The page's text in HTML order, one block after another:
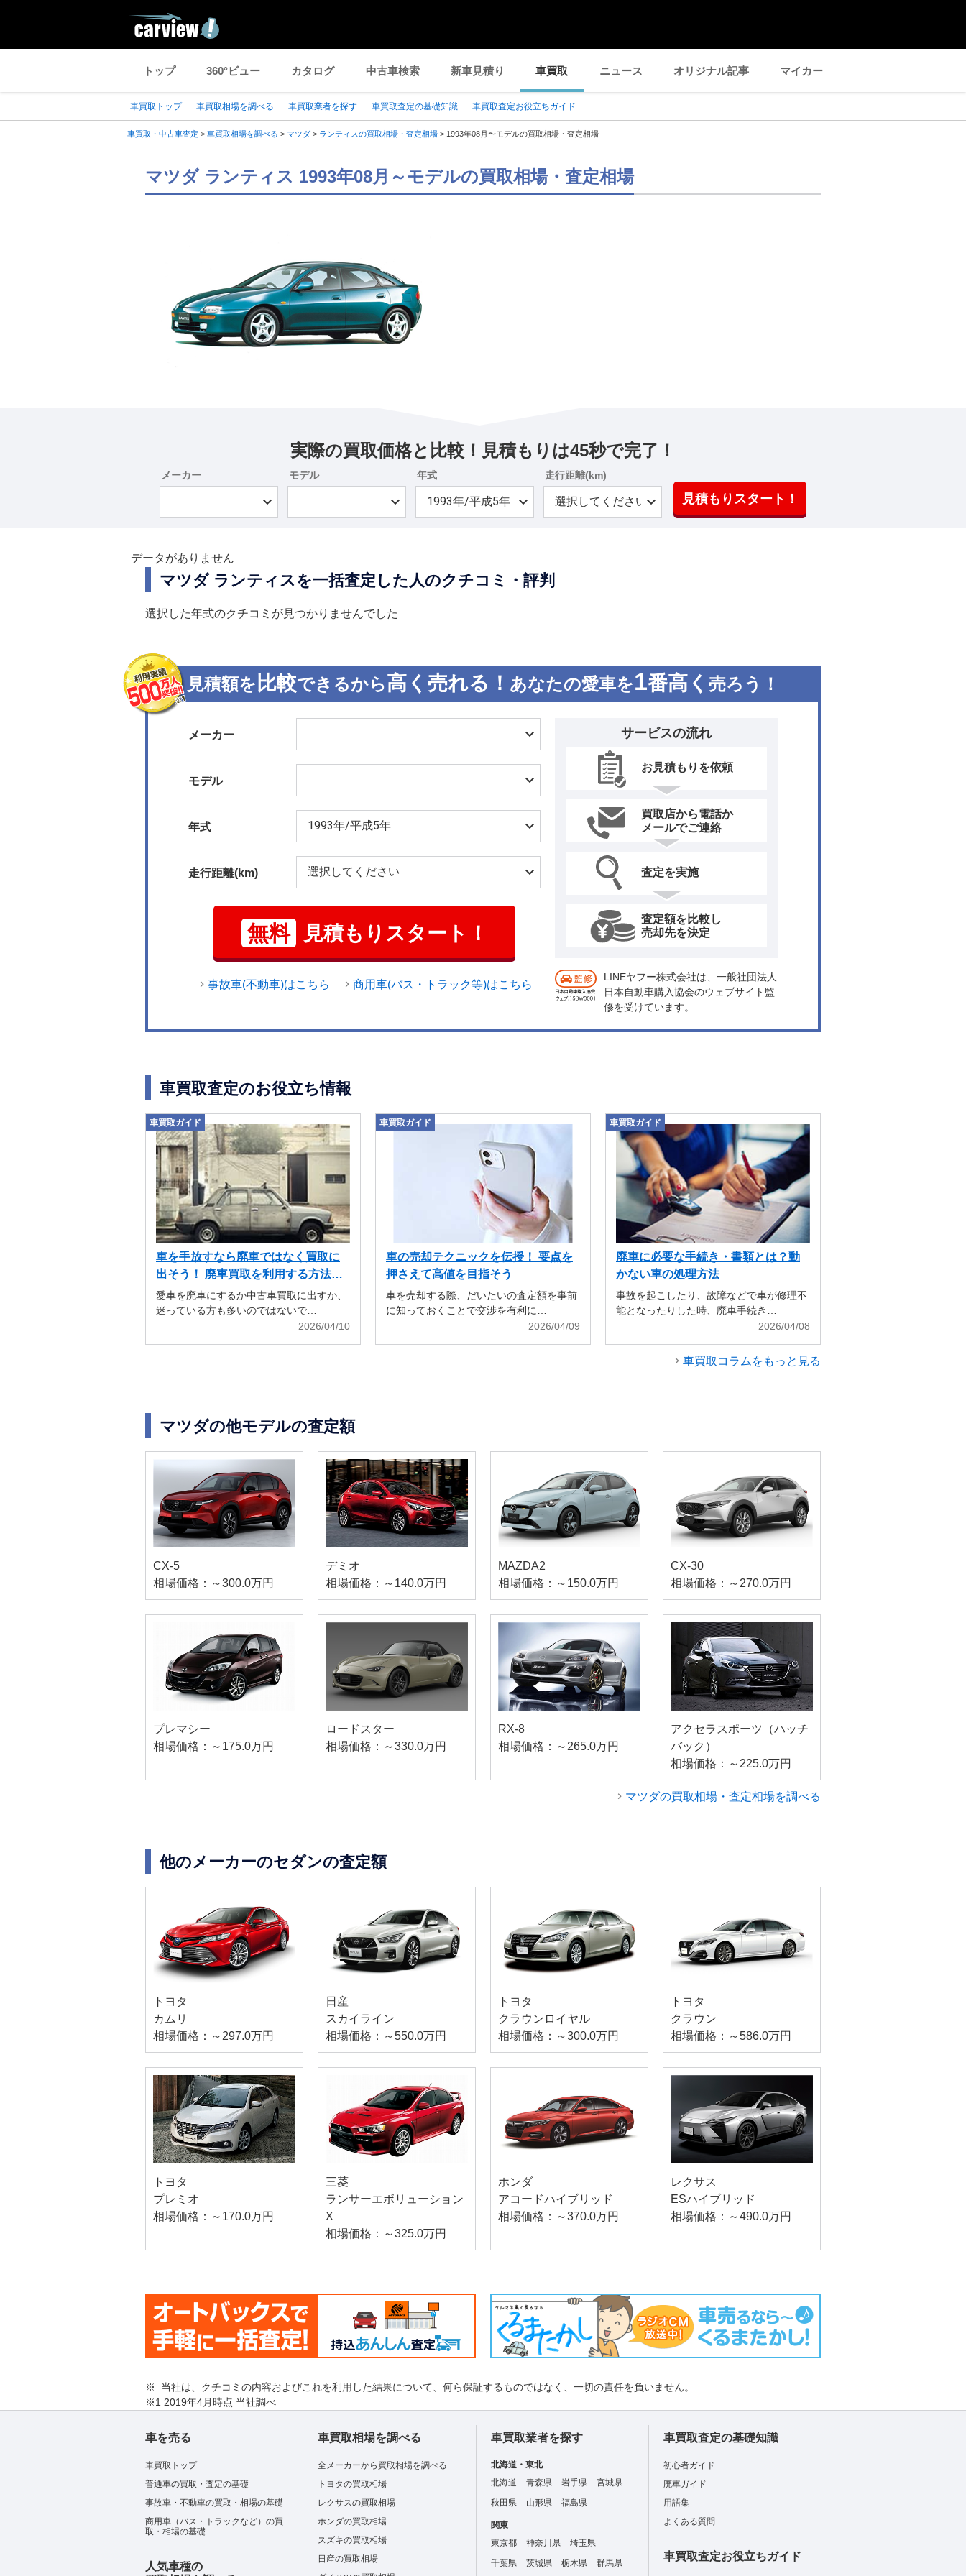
トップ 360°ビュー カタログ 中古車検索 新車見積り 車買取 ニュース オリジナル記事 マイカー
車買取トップ 車買取相場を調べる 車買取業者を探す 車買取査定の基礎知識 車買取査定お役立ちガイド
車買取・中古車査定 > 車買取相場を調べる > マツダ > ランティスの買取相場・査定相場 > 1993年08月〜モデルの買取相場・査定相場
マツダ ランティス 1993年08月～モデルの買取相場・査定相場
実際の買取価格と比較！見積もりは45秒で完了！
メーカー モデル 年式 走行距離(km)
見積もりスタート！
データがありません
マツダ ランティスを一括査定した人のクチコミ・評判
選択した年式のクチコミが見つかりませんでした
見積額を 比較できるから高く売れる！ あなたの愛車を1番高く 売ろう！
メーカー
モデル
年式
走行距離(km)
無料 見積もりスタート！
事故車(不動車)はこちら 商用車(バス・トラック等)はこちら
サービスの流れ
お見積もりを依頼
買取店から電話か
メールでご連絡
査定を実施
査定額を比較し
売却先を決定
LINEヤフー株式会社は、一般社団法人
日本自動車購入協会のウェブサイト監
修を受けています。
車買取査定のお役立ち情報
車買取ガイド
車を手放すなら廃車ではなく買取に
出そう！ 廃車買取を利用する方法も
解説
愛車を廃車にするか中古車買取に出すか、
迷っている方も多いのではないで…
2026/04/10
車買取ガイド
車の売却テクニックを伝授！ 要点を
押さえて高値を目指そう
車を売却する際、だいたいの査定額を事前
に知っておくことで交渉を有利に…
2026/04/09
車買取ガイド
廃車に必要な手続き・書類とは？動
かない車の処理方法
事故を起こしたり、故障などで車が修理不
能となったりした時、廃車手続き…
2026/04/08
車買取コラムをもっと見る
マツダの他モデルの査定額
CX-5
相場価格：～300.0万円
デミオ
相場価格：～140.0万円
MAZDA2
相場価格：～150.0万円
CX-30
相場価格：～270.0万円
プレマシー
相場価格：～175.0万円
ロードスター
相場価格：～330.0万円
RX-8
相場価格：～265.0万円
アクセラスポーツ（ハッチ
バック）
相場価格：～225.0万円
マツダの買取相場・査定相場を調べる
他のメーカーのセダンの査定額
トヨタ
カムリ
相場価格：～297.0万円
日産
スカイライン
相場価格：～550.0万円
トヨタ
クラウンロイヤル
相場価格：～300.0万円
トヨタ
クラウン
相場価格：～586.0万円
トヨタ
プレミオ
相場価格：～170.0万円
三菱
ランサーエボリューション
X
相場価格：～325.0万円
ホンダ
アコードハイブリッド
相場価格：～370.0万円
レクサス
ESハイブリッド
相場価格：～490.0万円
※ 当社は、クチコミの内容およびこれを利用した結果について、何ら保証するものではなく、一切の責任を負いません。
※1 2019年4月時点 当社調べ
車を売る
車買取トップ
普通車の買取・査定の基礎
事故車・不動車の買取・相場の基礎
商用車（バス・トラックなど）の買
取・相場の基礎
人気車種の
車買取相場を調べる
全メーカーから買取相場を調べる
トヨタの買取相場
レクサスの買取相場
ホンダの買取相場
スズキの買取相場
日産の買取相場
車買取業者を探す
北海道・東北
北海道
青森県 岩手県
宮城県
秋田県
山形県 福島県
関東
東京都
神奈川県
埼玉県
千葉県
茨城県 栃木県 群馬県
車買取査定の基礎知識
初心者ガイド
廃車ガイド
用語集
よくある質問
車買取査定お役立ちガイド